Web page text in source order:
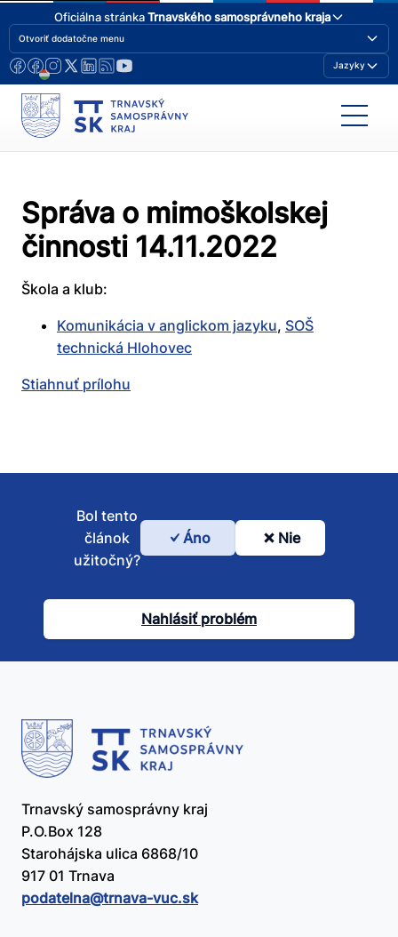
Oficiálna stránkaTrnavského samosprávneho kraja
Otvoriť dodatočne menu
Jazyky
Správa o mimoškolskej
činnosti 14.11.2022
Škola a klub:
Komunikácia v anglickom jazyku, SOŠ
technická Hlohovec
Stiahnuť prílohu
Bol
článok
užitočný?
Bol tento
článok
užitočný?
Áno Nie
Nahlásiť problém
Trnavský samosprávny kraj
P.O.Box 128
Starohájska ulica 6868/10
917 01 Trnava
podatelna@​trnava-vuc.sk